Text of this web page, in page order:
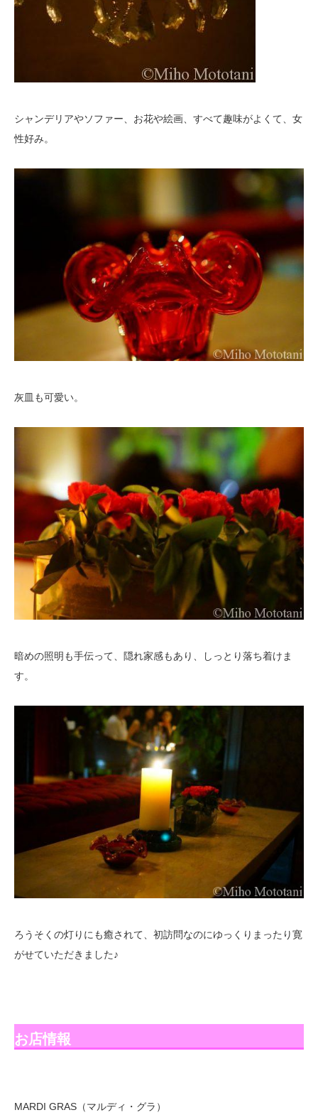
シャンデリアやソファー、お花や絵画、すべて趣味がよくて、女
性好み。
灰皿も可愛い。
暗めの照明も手伝って、隠れ家感もあり、しっとり落ち着けま
す。
ろうそくの灯りにも癒されて、初訪問なのにゆっくりまったり寛
がせていただきました♪
お店情報
MARDI GRAS（マルディ・グラ）